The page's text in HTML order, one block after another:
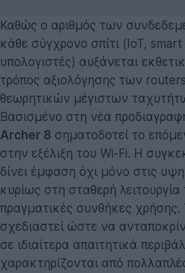
Καθώς ο αριθμός των
κάθε σύγχρονο σπίτι (IoT,
υπολογιστές) αυξάνεται
τρόπος αξιολόγησης των
θεωρητικών μέγιστων
Βασισμένο στη νέα
Archer 8 σηματοδοτεί το
στην εξέλιξη του Wi-Fi. Η
δίνει έμφαση όχι μόνο στις
κυρίως στη σταθερή
πραγματικές συνθήκες χρήσης.
σχεδιαστεί ώστε να
σε ιδιαίτερα απαιτητικά
χαρακτηρίζονται από